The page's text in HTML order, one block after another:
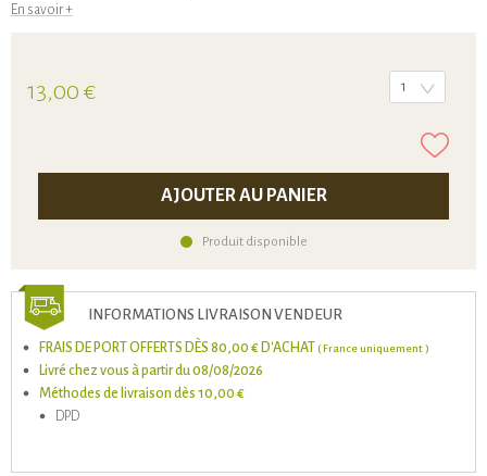
En savoir +
13,00 € 1
AJOUTER AU PANIER
Produit disponible
INFORMATIONS LIVRAISON VENDEUR
FRAIS DE PORT OFFERTS DÈS 80,00 € D'ACHAT( France uniquement )
Livré chez vous à partir du 08/08/2026
Méthodes de livraison dès 10,00 €
DPD